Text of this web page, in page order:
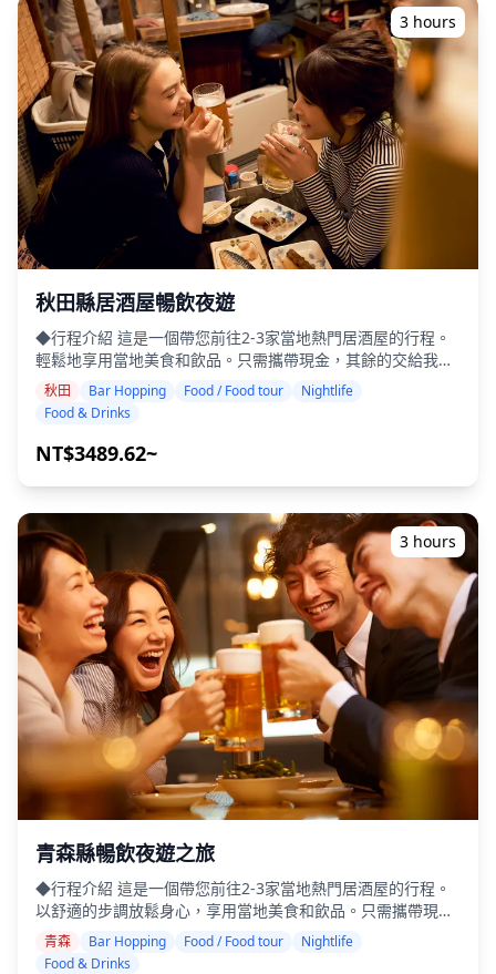
以選擇您最喜歡的 10 張照片進行重新交付。我們會對照片進
行調整，以喚起特定的氛圍，如果需要，還可以調整情緒和顏
色。 讓我們通過我們的攝影服務捕捉您在淺蟲溫泉的特別時
刻！ ◆ 重要信息： ・如果您在預定的集合時間遲到，拍攝時
間和交付的照片數量可能會減少。 ・如果在預定日期前 3 天預
測拍攝地點會下雨，或者在拍攝當天意外下雨，則有三個選
擇：（1）重新安排日期和時間，（2）更改地點，或（3）取
消拍攝。 ![](https://assets.hldycdn.com/5c90be58-6eda-
41ee-a14e-432fbc314337.png) ![]
(https://assets.hldycdn.com/9fb02fd5-eaf1-42f6-ae83-
18c249ac3647.png)
3 hours
秋田縣居酒屋暢飲夜遊
◆行程介紹 這是一個帶您前往2-3家當地熱門居酒屋的行程。
輕鬆地享用當地美食和飲品。只需攜帶現金，其餘的交給我
們。讓我們一起分享難忘的當地體驗吧！ ・選擇您喜歡的區
域：秋田縣內您想去的區域（本行程不涵蓋秋田縣內所有區
・小團體旅遊確保更個人化和真實的體驗 ◆費用包含 ・總共
起拜訪2-3個地方，例如美食攤、居酒屋或酒吧 ◆費用不包含
・酒店接送 ・小費 ・交通費用 ・旅遊費用不包含的額外飲品
或餐點 ・個人開銷或購物 ◆其他資訊 ・本次旅行的最多參加
人數為8人。 ・兒童必須由成人陪同。 ・僅向20歲及以上的參
與者提供酒精飲料（日本的法定飲酒年齡）。 ・請注意，餐點
是在與Holiday Travel分開的廚房準備的，因此我們無法保證
無過敏餐點或滿足飲食限制。 ◆秋田 - 美食與夜生活 在秋田
市，川反地區是最大的夜生活區，提供居酒屋和小吃店，遊客
可以在這裡享用米棒火鍋和比內雞，搭配著名的當地清酒。車
站周圍的休閒酒吧使該地區方便遊客。 在橫手和大館等較小的
城市中，當地居酒屋營造出溫馨的小鎮氛圍。男鹿和能代等沿
海城鎮提供海鮮酒館，新鮮的漁獲與清酒完美搭配。作為日本
頂級清酒產區之一，秋田的酒館提供各種各樣的啤酒。 有些地
方可能不會說英語，但在當地導遊的帶領下，您可以放鬆身心
並享受。在某些地區，酒吧可能有限，因此我們將檢查是否可
以進行酒吧暢飲。請隨時預訂。 ![]
(https://assets.hldycdn.com/d9dd33de-0491-4cfc-8e6c-
5812df791c28.jpg?w=1200&h=800&fit=crop&q=80) ![]
(https://assets.hldycdn.com/6514c06c-fb69-4b01-b641-
a2872f726669.jpg?w=1200&h=800&fit=crop&q=80) ![]
(https://assets.hldycdn.com/64a9d512-4d81-489b-83cf-
a236e0c4a643.jpg?w=1200&h=800&fit=crop&q=80) ![]
秋田 Bar Hopping Food / Food tour
Nightlife
Food & Drinks
NT$3489.62~
3 hours
青森縣暢飲夜遊之旅
◆行程介紹 這是一個帶您前往2-3家當地熱門居酒屋的行程。
以舒適的步調放鬆身心，享用當地美食和飲品。只需攜帶現
金，其餘的交給我們。讓我們一起分享難忘的當地體驗！ ・選
擇您喜歡的區域：您在青森縣內想要的地點（本行程不涵蓋青
青森 Bar Hopping Food / Food tour
Nightlife
Food & Drinks